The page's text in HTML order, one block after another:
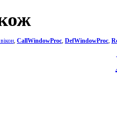
, CallWindowProc, DefWindowProc,